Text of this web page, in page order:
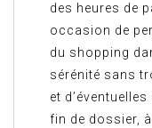
des heures de
occasion de
du shopping
sérénité sans
et
fin de dossier,